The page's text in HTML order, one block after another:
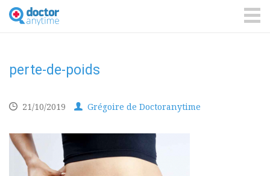
DoctorAnyTime
You
are
perte-de-poids
21/10/2019 Grégoire de Doctoranytime